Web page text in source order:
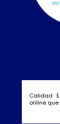
Calidad
online que